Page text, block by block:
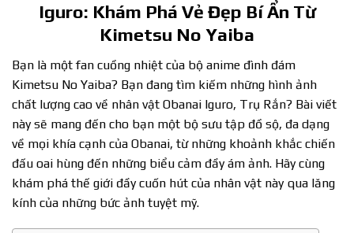
Iguro: Khám Phá Vẻ Đẹp Bí Ẩn Từ
Kimetsu No Yaiba
Bạn là một fan cuồng nhiệt của bộ anime đình đám
Kimetsu No Yaiba? Bạn đang tìm kiếm những hình ảnh
chất lượng cao về nhân vật Obanai Iguro, Trụ Rắn? Bài viết
này sẽ mang đến cho bạn một bộ sưu tập đồ sộ, đa dạng
về mọi khía cạnh của Obanai, từ những khoảnh khắc chiến
đấu oai hùng đến những biểu cảm đầy ám ảnh. Hãy cùng
khám phá thế giới đầy cuốn hút của nhân vật này qua lăng
kính của những bức ảnh tuyệt mỹ.